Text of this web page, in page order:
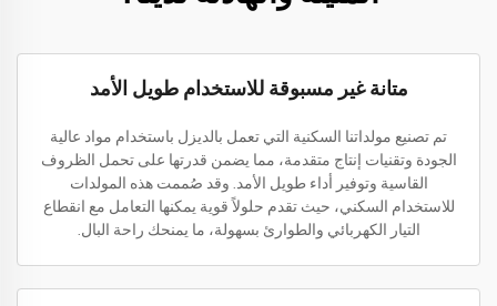
متانة غير مسبوقة للاستخدام طويل الأمد
تم تصنيع مولداتنا السكنية التي تعمل بالديزل باستخدام مواد عالية
الجودة وتقنيات إنتاج متقدمة، مما يضمن قدرتها على تحمل الظروف
القاسية وتوفير أداء طويل الأمد. وقد صُممت هذه المولدات
للاستخدام السكني، حيث تقدم حلولاً قوية يمكنها التعامل مع انقطاع
التيار الكهربائي والطوارئ بسهولة، ما يمنحك راحة البال.